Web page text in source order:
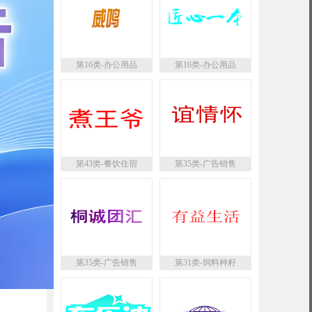
第16类-办公用品 第16类-办公用品
第43类-餐饮住宿 第35类-广告销售
第35类-广告销售 第31类-饲料种籽